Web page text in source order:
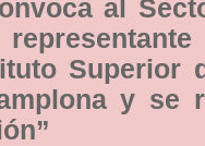
al
Superior
y se